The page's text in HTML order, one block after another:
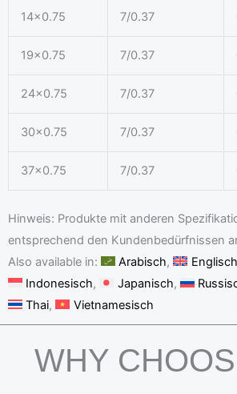
14×0.75 7/0.37
19×0.75 7/0.37
24×0.75 7/0.37
30×0.75 7/0.37
37×0.75 7/0.37
Hinweis: Produkte mit anderen
entsprechend den Kundenbedürfnissen
Also available in:
Arabisch Englisch
Indonesisch
Japanisch
Thai
Vietnamesisch
WHY